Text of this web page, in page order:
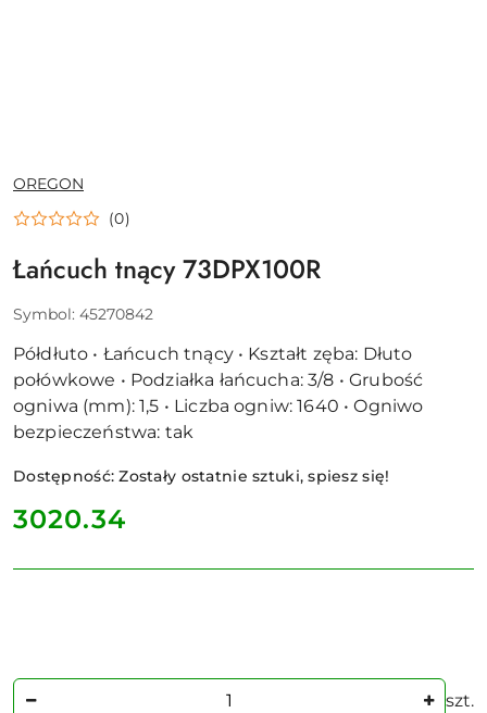
NAZWA
PRODUCENTA:
OREGON
(0)
Łańcuch tnący 73DPX100R
Symbol: 45270842
Półdłuto • Łańcuch tnący • Kształt zęba: Dłuto
połówkowe • Podziałka łańcucha: 3/8 • Grubość
ogniwa (mm): 1,5 • Liczba ogniw: 1640 • Ogniwo
bezpieczeństwa: tak
Dostępność:Zostały ostatnie sztuki, spiesz się!
cena:
3020.34
Ilość szt.